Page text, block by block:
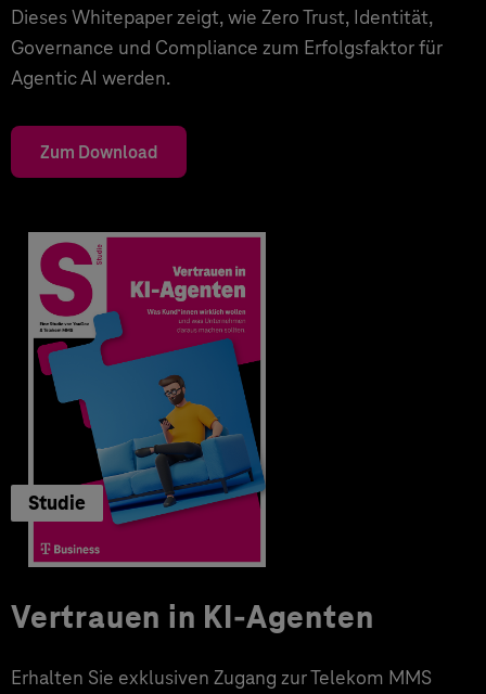
Dieses Whitepaper zeigt, wie Zero Trust, Identität,
Governance und Compliance zum Erfolgsfaktor für
Agentic AI werden.
Zum Download
Studie
Vertrauen in KI-Agenten
Erhalten Sie exklusiven Zugang zur Telekom MMS